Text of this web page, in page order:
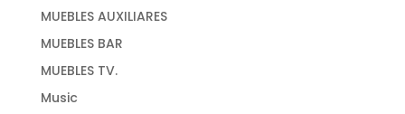
MUEBLES AUXILIARES
MUEBLES BAR
MUEBLES TV.
Music